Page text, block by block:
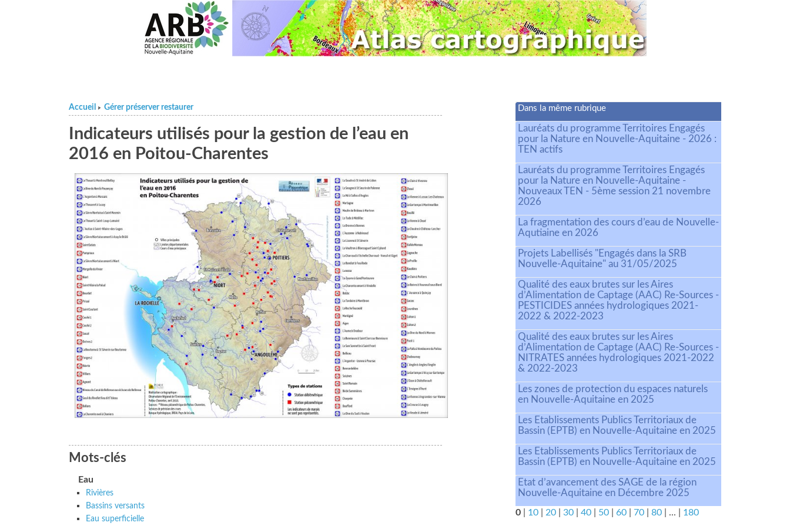
Accueil > Gérer préserver restaurer
Indicateurs utilisés pour la gestion de l’eau en
2016 en Poitou-Charentes
Mots-clés
Eau
Rivières
Bassins versants
Eau superficielle
Dans la même rubrique
Lauréats du programme Territoires Engagés
pour la Nature en Nouvelle-Aquitaine - 2026 :
TEN actifs
Lauréats du programme Territoires Engagés
pour la Nature en Nouvelle-Aquitaine -
Nouveaux TEN - 5ème session 21 novembre
2026
La fragmentation des cours d’eau de Nouvelle-
Aqutiaine en 2026
Projets Labellisés "Engagés dans la SRB
Nouvelle-Aquitaine" au 31/05/2025
Qualité des eaux brutes sur les Aires
d’Alimentation de Captage (AAC) Re-Sources -
PESTICIDES années hydrologiques 2021-
2022 & 2022-2023
Qualité des eaux brutes sur les Aires
d’Alimentation de Captage (AAC) Re-Sources -
NITRATES années hydrologiques 2021-2022
& 2022-2023
Les zones de protection du espaces naturels
en Nouvelle-Aquitaine en 2025
Les Etablissements Publics Territoriaux de
Bassin (EPTB) en Nouvelle-Aquitaine en 2025
Les Etablissements Publics Territoriaux de
Bassin (EPTB) en Nouvelle-Aquitaine en 2025
Etat d’avancement des SAGE de la région
Nouvelle-Aquitaine en Décembre 2025
0 10 20 30 40 50 60 70 80 ... 180